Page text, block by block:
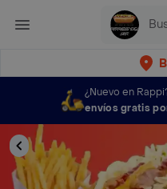
¿Nuevo en
envíos gratis